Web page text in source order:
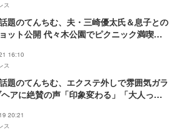
ス
題のてんちむ、夫・三崎優太氏＆息子との
ット公開 代々木公園でピクニック満喫
16:10
ス
題のてんちむ、エクステ外しで雰囲気ガラ
ヘアに絶賛の声「印象変わる」「大人っぽ
20:21
ス